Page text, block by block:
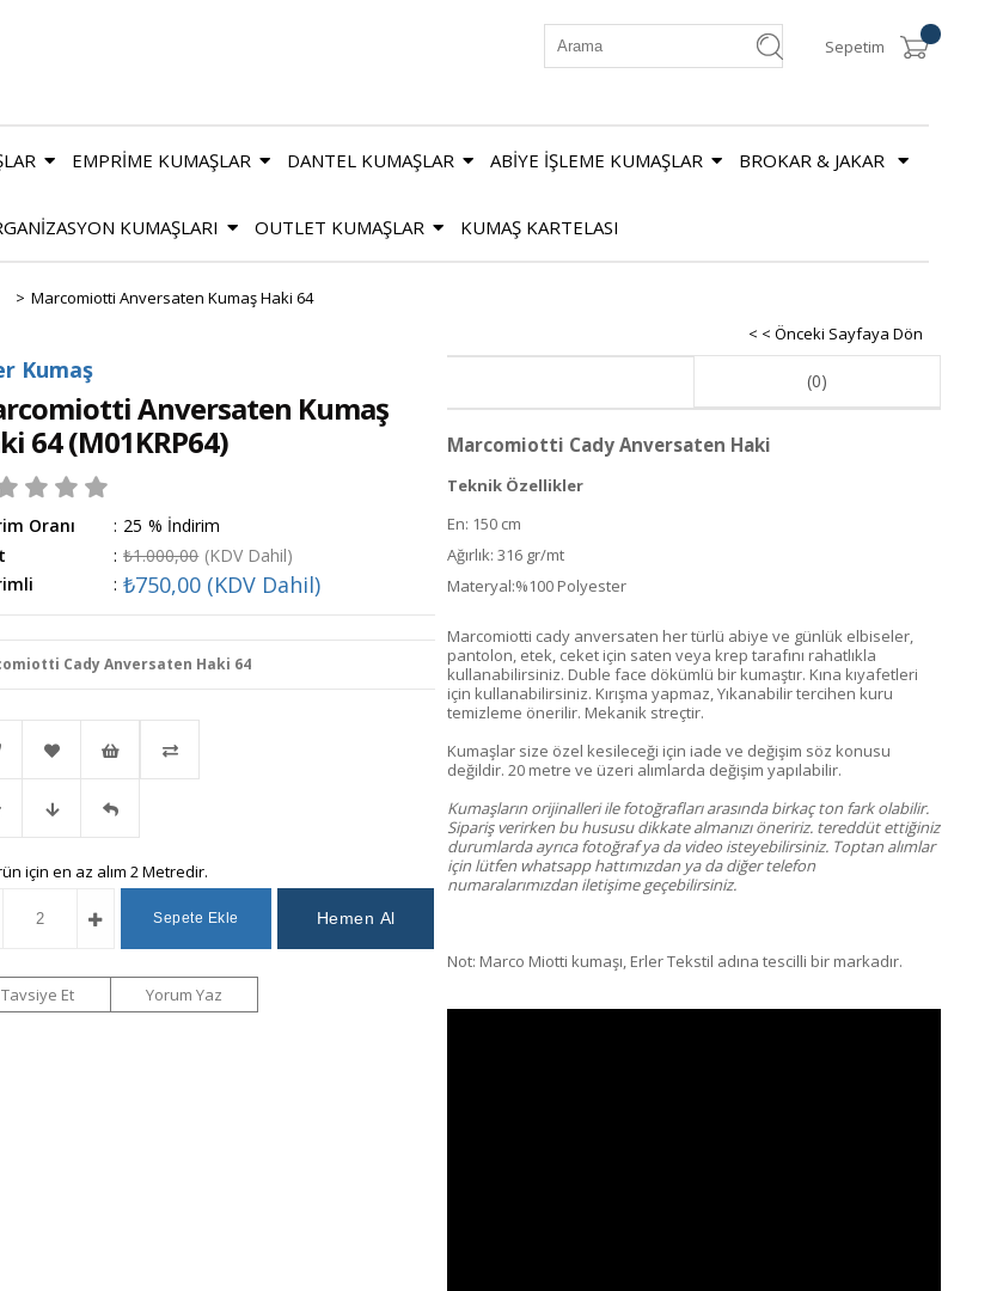
Sepetim
EMPRİME KUMAŞLAR DANTEL KUMAŞLAR ABİYE İŞLEME KUMAŞLAR BROKAR & JAKAR
KUMAŞLARI OUTLET KUMAŞLAR KUMAŞ KARTELASI
> Marcomiotti Anversaten Kumaş Haki 64
< < Önceki Sayfaya Dön
Kumaş
Anversaten Kumaş
64(M01KRP64)
Oranı : %
25
İndirim
: ₺1.000,00 (KDV Dahil)
: ₺750,00 (KDV Dahil)
Cady Anversaten Haki 64
Favorilere
Ekle
İstek
Listeme
Ekle
Fiyat
Düşünce
Haber
Gelince
Haber
için en az alım 2 Metredir.
Tavsiye Et Yorum Yaz
(0)
Marcomiotti Cady Anversaten Haki
Teknik Özellikler
En: 150 cm
Ağırlık: 316 gr/mt
Materyal:%100 Polyester
Marcomiotti cady anversaten her türlü abiye ve günlük elbiseler,
pantolon, etek, ceket için saten veya krep tarafını rahatlıkla
kullanabilirsiniz. Duble face dökümlü bir kumaştır. Kına kıyafetleri
için kullanabilirsiniz. Kırışma yapmaz, Yıkanabilir tercihen kuru
temizleme önerilir. Mekanik streçtir.
Kumaşlar size özel kesileceği için iade ve değişim söz konusu
değildir. 20 metre ve üzeri alımlarda değişim yapılabilir.
Kumaşların orijinalleri ile fotoğrafları arasında birkaç ton fark olabilir.
Sipariş verirken bu hususu dikkate almanızı öneririz. tereddüt ettiğiniz
durumlarda ayrıca fotoğraf ya da video isteyebilirsiniz. Toptan alımlar
için lütfen whatsapp hattımızdan ya da diğer telefon
numaralarımızdan iletişime geçebilirsiniz.
Not: Marco Miotti kumaşı, Erler Tekstil adına tescilli bir markadır.